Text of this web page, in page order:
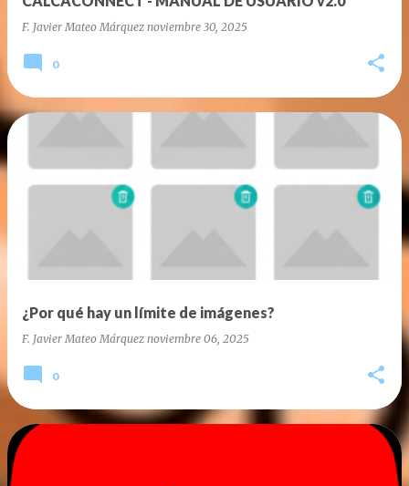
F. Javier Mateo Márquez noviembre 30, 2025
0
¿Por qué hay un límite de imágenes?
F. Javier Mateo Márquez noviembre 06, 2025
0